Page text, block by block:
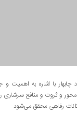
با اشاره به اهمیت
و ثروت و منافع سرشاری
رفاهی محقق می‌شود.